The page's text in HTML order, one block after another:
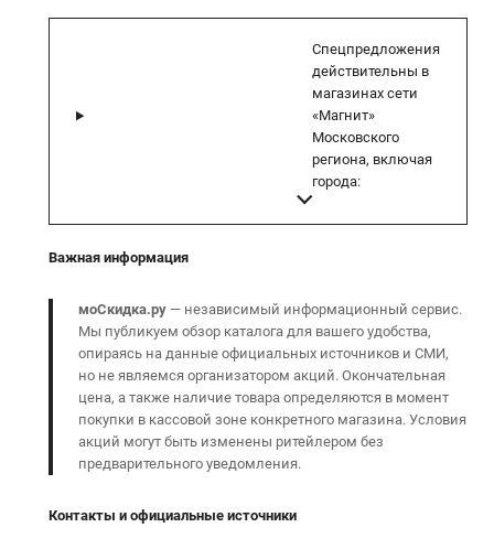
Спецпредложения
действительны в
магазинах сети
«Магнит»
Московского
региона, включая
города:
Важная информация
моСкидка.ру— независимый информационный сервис.
Мы публикуем обзор каталога для вашего удобства,
опираясь на данные официальных источников и СМИ,
но не являемся организатором акций. Окончательная
цена, а также наличие товара определяются в момент
покупки в кассовой зоне конкретного магазина. Условия
акций могут быть изменены ритейлером без
предварительного уведомления.
Контакты и официальные источники